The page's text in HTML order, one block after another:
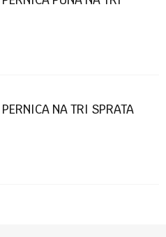
FUN
NA TRI SPRATA